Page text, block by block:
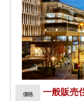
価格
一般販売